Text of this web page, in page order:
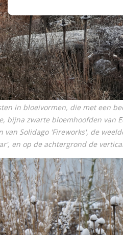
in bloeivormen, die met een
bijna zwarte bloemhoofden van
van Solidago'Fireworks', de
en op de achtergrond de